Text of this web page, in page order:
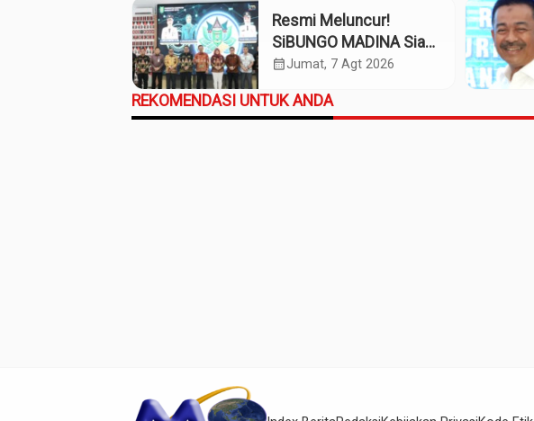
Resmi Meluncur!
SiBUNGO MADINA Siap
Optimalkan Pendapatan
calendar_monthJumat, 7 Agt 2026
REKOMENDASI UNTUK ANDA